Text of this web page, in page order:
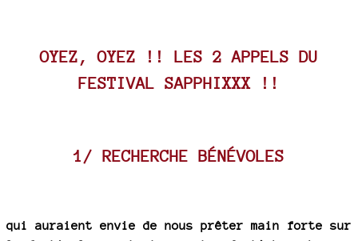
OYEZ, OYEZ !! LES 2 APPELS DU
FESTIVAL SAPPHIXXX !!
1/ RECHERCHE BÉNÉVOLES
qui auraient envie de nous prêter main forte sur